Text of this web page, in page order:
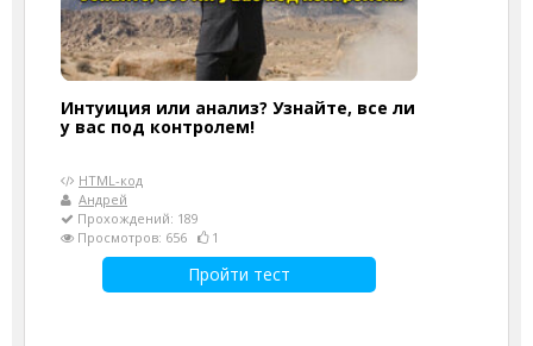
Интуиция или анализ? Узнайте, все ли
у вас под контролем!
HTML-код
Андрей
Прохождений: 189
Просмотров: 656
1
Пройти тест